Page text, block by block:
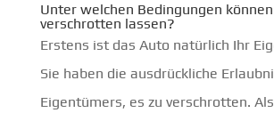
Unter welchen Bedingungen
verschrotten lassen?
Erstens ist das Auto natürlich Ihr
Sie haben die ausdrückliche
Eigentümers, es zu verschrotten.